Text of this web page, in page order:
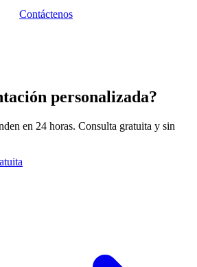
Contáctenos
personalizada?
en 24 horas. Consulta gratuita y sin